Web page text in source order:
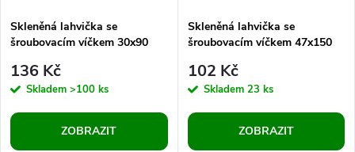
Skleněná lahvička se
šroubovacím víčkem 30x90
136 Kč
Skladem >100 ks
ZOBRAZIT
Skleněná lahvička se
šroubovacím víčkem 47x150
102 Kč
Skladem 23 ks
ZOBRAZIT